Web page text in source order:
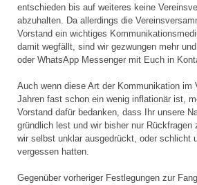
entschieden bis auf weiteres keine
abzuhalten. Da allerdings die
Vorstand ein wichtiges
damit wegfällt, sind wir gezwungen mehr
oder WhatsApp Messenger mit Euch in
Auch wenn diese Art der Kommunikation im
Jahren fast schon ein wenig inflationär ist,
Vorstand dafür bedanken, dass Ihr unsere
gründlich lest und wir bisher nur Rückfragen
wir selbst unklar ausgedrückt, oder schlicht
vergessen hatten.
Gegenüber vorheriger Festlegungen zur